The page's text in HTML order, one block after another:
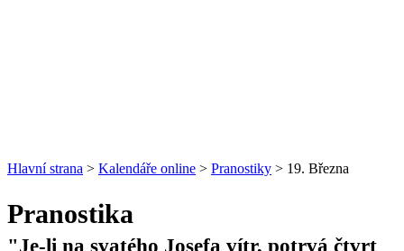
Hlavní strana > Kalendáře online > Pranostiky > 19. Března
Pranostika
"Je-li na svatého Josefa vítr, potrvá čtvrt